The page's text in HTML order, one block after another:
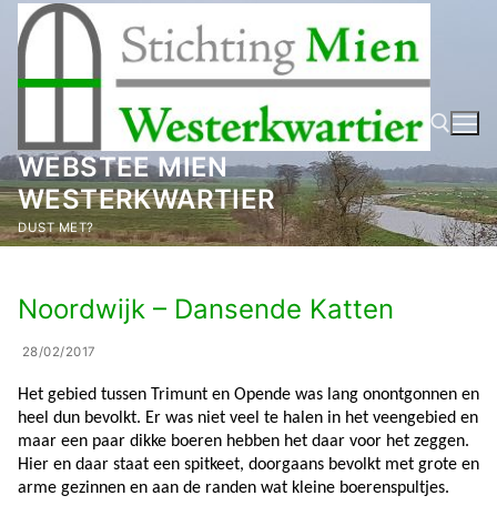
naar
inhoud
WEBSTEE MIEN
WESTERKWARTIER
DUST MET? Zoeken naar:
Noordwijk – Dansende Katten
28/02/2017
Het gebied tussen Trimunt en Opende was lang onontgonnen en
heel dun bevolkt. Er was niet veel te halen in het veengebied en
maar een paar dikke boeren hebben het daar voor het zeggen.
Hier en daar staat een spitkeet, doorgaans bevolkt met grote en
arme gezinnen en aan de randen wat kleine boerenspultjes.